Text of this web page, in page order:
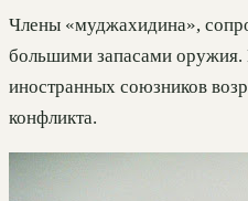
Члены «муджахидина»,
большими запасами
иностранных союзников
конфликта.